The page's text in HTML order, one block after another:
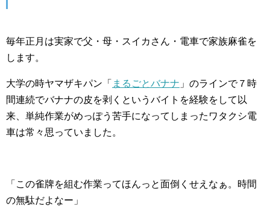
毎年正月は実家で父・母・スイカさん・電車で家族麻雀を
します。
大学の時ヤマザキパン「 まるごとバナナ 」のラインで７時
間連続でバナナの皮を剥くというバイトを経験をして以
来、単純作業がめっぽう苦手になってしまったワタクシ電
車は常々思っていました。
「この雀牌を組む作業ってほんっと面倒くせえなぁ。時間
の無駄だよなー」